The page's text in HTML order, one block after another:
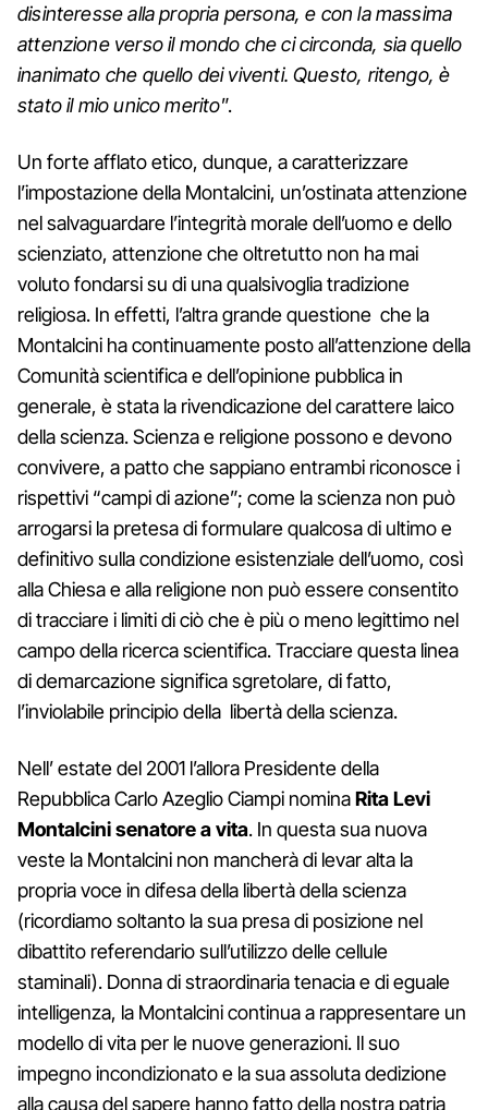
disinteresse alla propria persona, e con la massima
attenzione verso il mondo che ci circonda, sia quello
inanimato che quello dei viventi. Questo, ritengo, è
stato il mio unico merito”.
Un forte afflato etico, dunque, a caratterizzare
l’impostazione della Montalcini, un’ostinata attenzione
nel salvaguardare l’integrità morale dell’uomo e dello
scienziato, attenzione che oltretutto non ha mai
voluto fondarsi su di una qualsivoglia tradizione
religiosa. In effetti, l’altra grande questione che la
Montalcini ha continuamente posto all’attenzione della
Comunità scientifica e dell’opinione pubblica in
generale, è stata la rivendicazione del carattere laico
della scienza. Scienza e religione possono e devono
convivere, a patto che sappiano entrambi riconosce i
rispettivi “campi di azione”; come la scienza non può
arrogarsi la pretesa di formulare qualcosa di ultimo e
definitivo sulla condizione esistenziale dell’uomo, così
alla Chiesa e alla religione non può essere consentito
di tracciare i limiti di ciò che è più o meno legittimo nel
campo della ricerca scientifica. Tracciare questa linea
di demarcazione significa sgretolare, di fatto,
l’inviolabile principio della libertà della scienza.
Nell’ estate del 2001 l’allora Presidente della
Repubblica Carlo Azeglio Ciampi nominaRita Levi
Montalcini senatore a vita. In questa sua nuova
veste la Montalcini non mancherà di levar alta la
propria voce in difesa della libertà della scienza
(ricordiamo soltanto la sua presa di posizione nel
dibattito referendario sull’utilizzo delle cellule
staminali). Donna di straordinaria tenacia e di eguale
intelligenza, la Montalcini continua a rappresentare un
modello di vita per le nuove generazioni. Il suo
impegno incondizionato e la sua assoluta dedizione
alla causa del sapere hanno fatto della nostra patria